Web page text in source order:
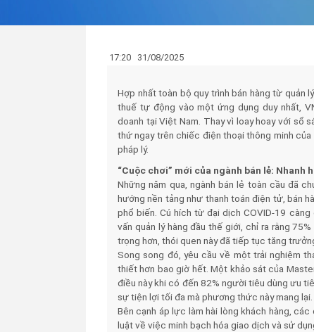
17:20 31/08/2025
Hợp nhất toàn bộ quy trình bán hàng từ quản
thuế tự động vào một ứng dụng duy nhất,
doanh tại Việt Nam. Thay vì loay hoay với sổ
thứ ngay trên chiếc điện thoại thông minh
pháp lý.
“Cuộc chơi” mới của ngành bán lẻ: Nhanh
Những năm qua, ngành bán lẻ toàn cầu đã
hướng nền tảng như thanh toán điện tử, bán
phổ biến. Cú hích từ đại dịch COVID-19
vấn quản lý hàng đầu thế giới, chỉ ra rằng
trọng hơn, thói quen này đã tiếp tục tăng
Song song đó, yêu cầu về một trải nghiệm
thiết hơn bao giờ hết. Một khảo sát của
điều này khi có đến 82% người tiêu dùng ưu
sự tiện lợi tối đa mà phương thức này mang lại.
Bên cạnh áp lực làm hài lòng khách hàng,
luật về việc minh bạch hóa giao dịch và sử